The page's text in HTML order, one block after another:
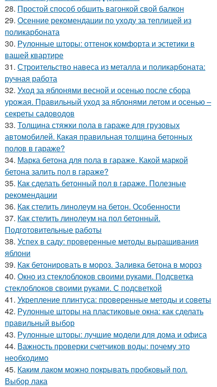
28. Простой способ обшить вагонкой свой балкон
29. Осенние рекомендации по уходу за теплицей из
поликарбоната
30. Рулонные шторы: оттенок комфорта и эстетики в
вашей квартире
31. Строительство навеса из металла и поликарбоната:
ручная работа
32. Уход за яблонями весной и осенью после сбора
урожая. Правильный уход за яблонями летом и осенью –
секреты садоводов
33. Толщина стяжки пола в гараже для грузовых
автомобилей. Какая правильная толщина бетонных
полов в гараже?
34. Марка бетона для пола в гараже. Какой маркой
бетона залить пол в гараже?
35. Как сделать бетонный пол в гараже. Полезные
рекомендации
36. Как стелить линолеум на бетон. Особенности
37. Как стелить линолеум на пол бетонный.
Подготовительные работы
38. Успех в саду: проверенные методы выращивания
яблони
39. Как бетонировать в мороз. Заливка бетона в мороз
40. Окно из стеклоблоков своими руками. Подсветка
стеклоблоков своими руками. С подсветкой
41. Укрепление плинтуса: проверенные методы и советы
42. Рулонные шторы на пластиковые окна: как сделать
правильный выбор
43. Рулонные шторы: лучшие модели для дома и офиса
44. Важность проверки счетчиков воды: почему это
необходимо
45. Каким лаком можно покрывать пробковый пол.
Выбор лака